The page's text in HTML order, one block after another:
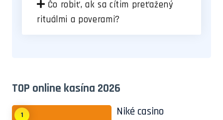
Čo robiť, ak sa cítim preťažený
rituálmi a poverami?
TOP online kasína 2026
1 Niké casino